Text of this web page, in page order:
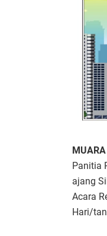
Panitia
ajang
Acara
Hari/